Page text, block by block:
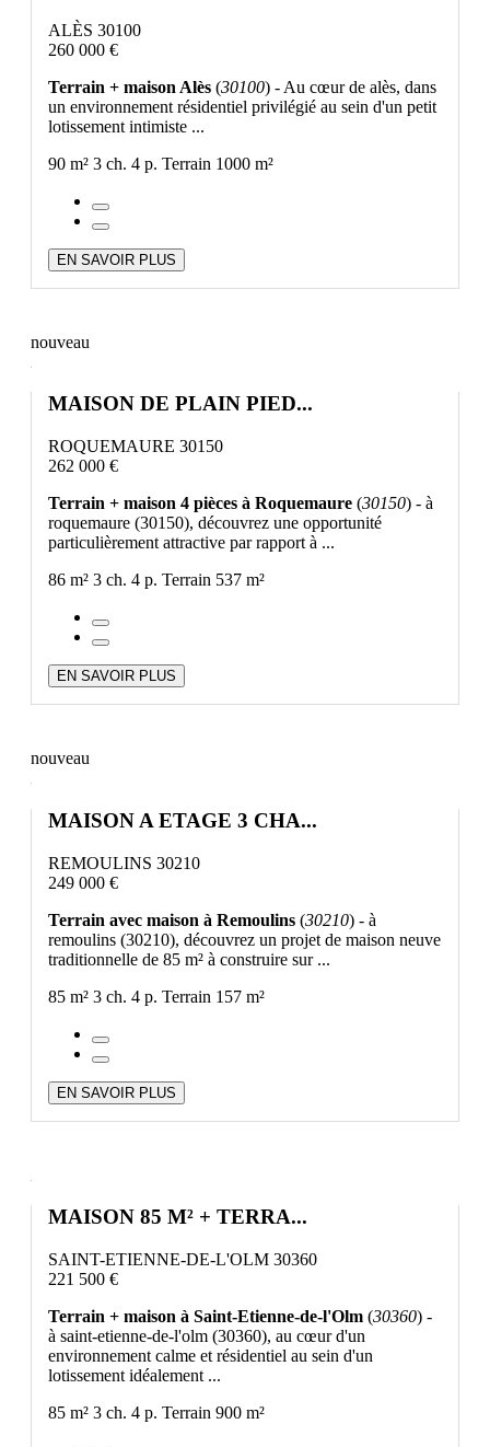
ALÈS 30100
260 000 €
Terrain + maison Alès (30100) - Au cœur de alès, dans
un environnement résidentiel privilégié au sein d'un petit
lotissement intimiste ...
90 m² 3 ch. 4 p. Terrain 1000 m²
EN SAVOIR PLUS
nouveau
MAISON DE PLAIN PIED...
ROQUEMAURE 30150
262 000 €
Terrain + maison 4 pièces à Roquemaure (30150) - à
roquemaure (30150), découvrez une opportunité
particulièrement attractive par rapport à ...
86 m² 3 ch. 4 p. Terrain 537 m²
EN SAVOIR PLUS
nouveau
MAISON A ETAGE 3 CHA...
REMOULINS 30210
249 000 €
Terrain avec maison à Remoulins (30210) - à
remoulins (30210), découvrez un projet de maison neuve
traditionnelle de 85 m² à construire sur ...
85 m² 3 ch. 4 p. Terrain 157 m²
EN SAVOIR PLUS
MAISON 85 M² + TERRA...
SAINT-ETIENNE-DE-L'OLM 30360
221 500 €
Terrain + maison à Saint-Etienne-de-l'Olm (30360) -
à saint-etienne-de-l'olm (30360), au cœur d'un
environnement calme et résidentiel au sein d'un
lotissement idéalement ...
85 m² 3 ch. 4 p. Terrain 900 m²